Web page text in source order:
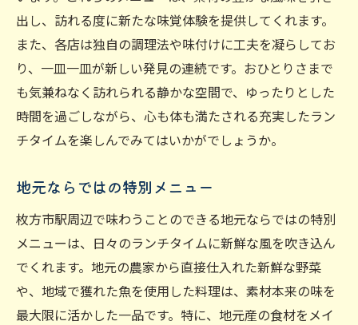
出し、訪れる度に新たな味覚体験を提供してくれます。
また、各店は独自の調理法や味付けに工夫を凝らしてお
り、一皿一皿が新しい発見の連続です。おひとりさまで
も気兼ねなく訪れられる静かな空間で、ゆったりとした
時間を過ごしながら、心も体も満たされる充実したラン
チタイムを楽しんでみてはいかがでしょうか。
地元ならではの特別メニュー
枚方市駅周辺で味わうことのできる地元ならではの特別
メニューは、日々のランチタイムに新鮮な風を吹き込ん
でくれます。地元の農家から直接仕入れた新鮮な野菜
や、地域で獲れた魚を使用した料理は、素材本来の味を
最大限に活かした一品です。特に、地元産の食材をメイ